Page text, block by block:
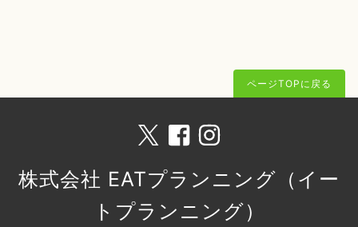
ページTOPに戻る
株式会社 EATプランニング（イー
トプランニング）